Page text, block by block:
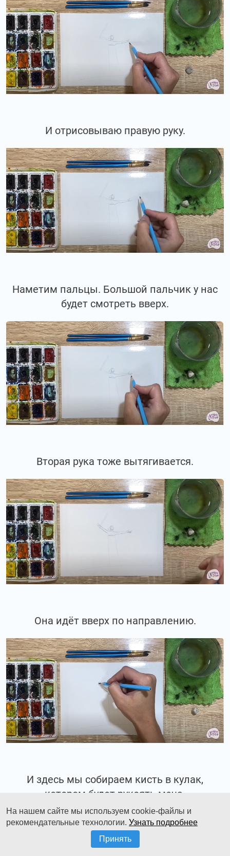
И отрисовываю правую руку.
Наметим пальцы. Большой пальчик у нас
будет смотреть вверх.
Вторая рука тоже вытягивается.
Она идёт вверх по направлению.
И здесь мы собираем кисть в кулак,
котором будет рукоять меча.
На нашем сайте мы используем cookie-файлы и
рекомендательные технологии. Узнать подробнее
Принять